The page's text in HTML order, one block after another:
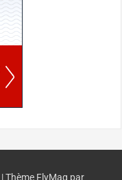
|Thème FlyMag par